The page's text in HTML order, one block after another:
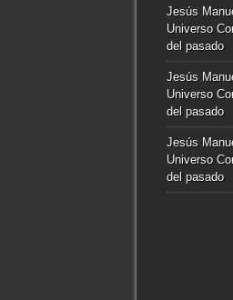
Jesús
Universo
del pasado
Jesús
Universo
del pasado
Jesús
Universo
del pasado